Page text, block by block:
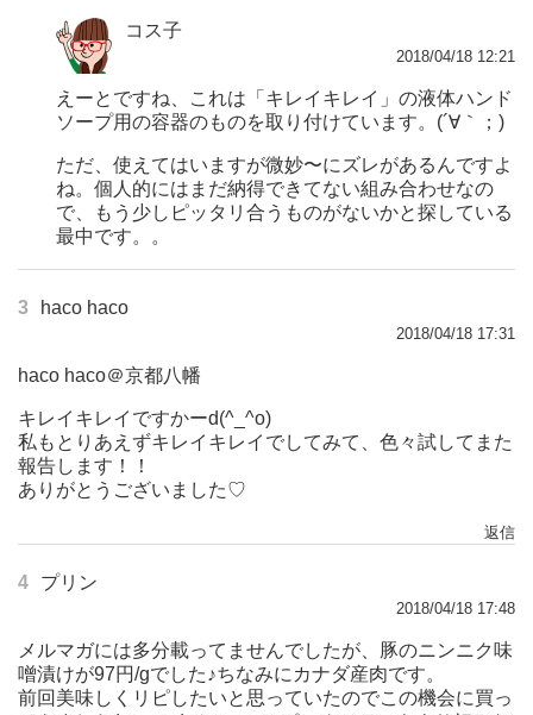
コス子
2018/04/18 12:21
えーとですね、これは「キレイキレイ」の液体ハンド
ソープ用の容器のものを取り付けています。(´∀｀；)
ただ、使えてはいますが微妙〜にズレがあるんですよ
ね。個人的にはまだ納得できてない組み合わせなの
で、もう少しピッタリ合うものがないかと探している
最中です。。
3 haco haco
2018/04/18 17:31
haco haco＠京都八幡
キレイキレイですかーd(^_^o)
私もとりあえずキレイキレイでしてみて、色々試してまた
報告します！！
ありがとうございました♡
返信
4 プリン
2018/04/18 17:48
メルマガには多分載ってませんでしたが、豚のニンニク味
噌漬けが97円/gでした♪ちなみにカナダ産肉です。
前回美味しくリピしたいと思っていたのでこの機会に買っ